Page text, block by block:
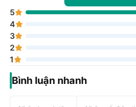
5
4
3
2
1
Bình luận nhanh